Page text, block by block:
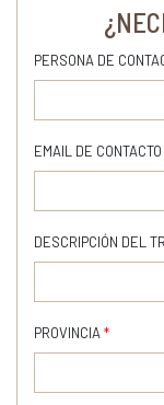
PERSONA DE
EMAIL DE CONTACTO
DESCRIPCIÓN DEL
PROVINCIA *